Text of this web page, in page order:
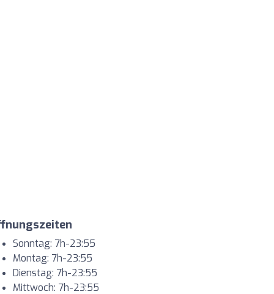
Sonntag: 7h-23:55
Montag: 7h-23:55
Dienstag: 7h-23:55
Mittwoch: 7h-23:55